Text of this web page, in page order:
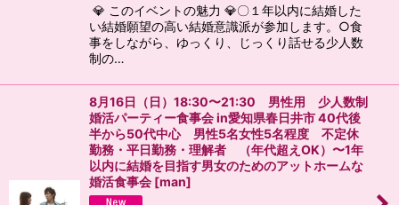
💎 このイベントの魅力 💎〇１年以内に結婚した
い結婚願望の高い結婚意識派が参加します。○食
事をしながら、ゆっくり、じっくり話せる少人数
制の…
8月16日（日）18:30〜21:30 男性用 少人数制
婚活パーティー食事会 in愛知県春日井市 40代後
半から50代中心 男性5名女性5名程度 不定休
勤務・平日勤務・理解者 （年代超えOK）〜1年
以内に結婚を目指す男女のためのアットホームな
婚活食事会 [man]